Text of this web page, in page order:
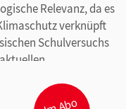
Relevanz, da es
verknüpft
Schulversuchs
zwischen